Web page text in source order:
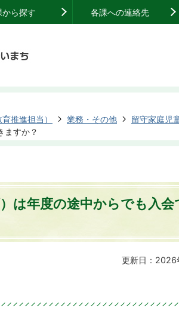
から探す 各課への連絡先
推進担当） 業務・その他
留守家庭児
ますか？
は年度の途中からでも入会
更新日：2026